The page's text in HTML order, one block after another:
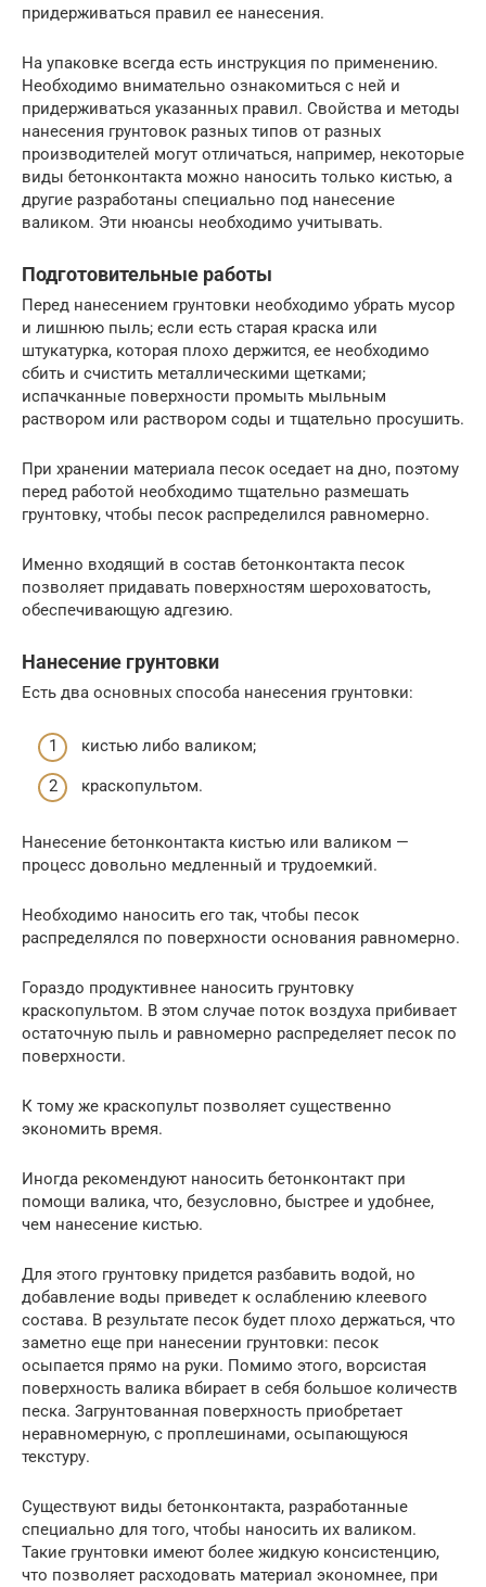
придерживаться правил ее нанесения.
На упаковке всегда есть инструкция по применению.
Необходимо внимательно ознакомиться с ней и
придерживаться указанных правил. Свойства и методы
нанесения грунтовок разных типов от разных
производителей могут отличаться, например, некоторые
виды бетонконтакта можно наносить только кистью, а
другие разработаны специально под нанесение
валиком. Эти нюансы необходимо учитывать.
Подготовительные работы
Перед нанесением грунтовки необходимо убрать мусор
и лишнюю пыль; если есть старая краска или
штукатурка, которая плохо держится, ее необходимо
сбить и счистить металлическими щетками;
испачканные поверхности промыть мыльным
раствором или раствором соды и тщательно просушить.
При хранении материала песок оседает на дно, поэтому
перед работой необходимо тщательно размешать
грунтовку, чтобы песок распределился равномерно.
Именно входящий в состав бетонконтакта песок
позволяет придавать поверхностям шероховатость,
обеспечивающую адгезию.
Нанесение грунтовки
Есть два основных способа нанесения грунтовки:
кистью либо валиком;
краскопультом.
Нанесение бетонконтакта кистью или валиком —
процесс довольно медленный и трудоемкий.
Необходимо наносить его так, чтобы песок
распределялся по поверхности основания равномерно.
Гораздо продуктивнее наносить грунтовку
краскопультом. В этом случае поток воздуха прибивает
остаточную пыль и равномерно распределяет песок по
поверхности.
К тому же краскопульт позволяет существенно
экономить время.
Иногда рекомендуют наносить бетонконтакт при
помощи валика, что, безусловно, быстрее и удобнее,
чем нанесение кистью.
Для этого грунтовку придется разбавить водой, но
добавление воды приведет к ослаблению клеевого
состава. В результате песок будет плохо держаться, что
заметно еще при нанесении грунтовки: песок
осыпается прямо на руки. Помимо этого, ворсистая
поверхность валика вбирает в себя большое количеств
песка. Загрунтованная поверхность приобретает
неравномерную, с проплешинами, осыпающуюся
текстуру.
Существуют виды бетонконтакта, разработанные
специально для того, чтобы наносить их валиком.
Такие грунтовки имеют более жидкую консистенцию,
что позволяет расходовать материал экономнее, при